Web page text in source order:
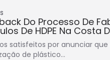
Do Processo De
De HDPE Na Costa
satisfeitos por anunciar que
de plástico…